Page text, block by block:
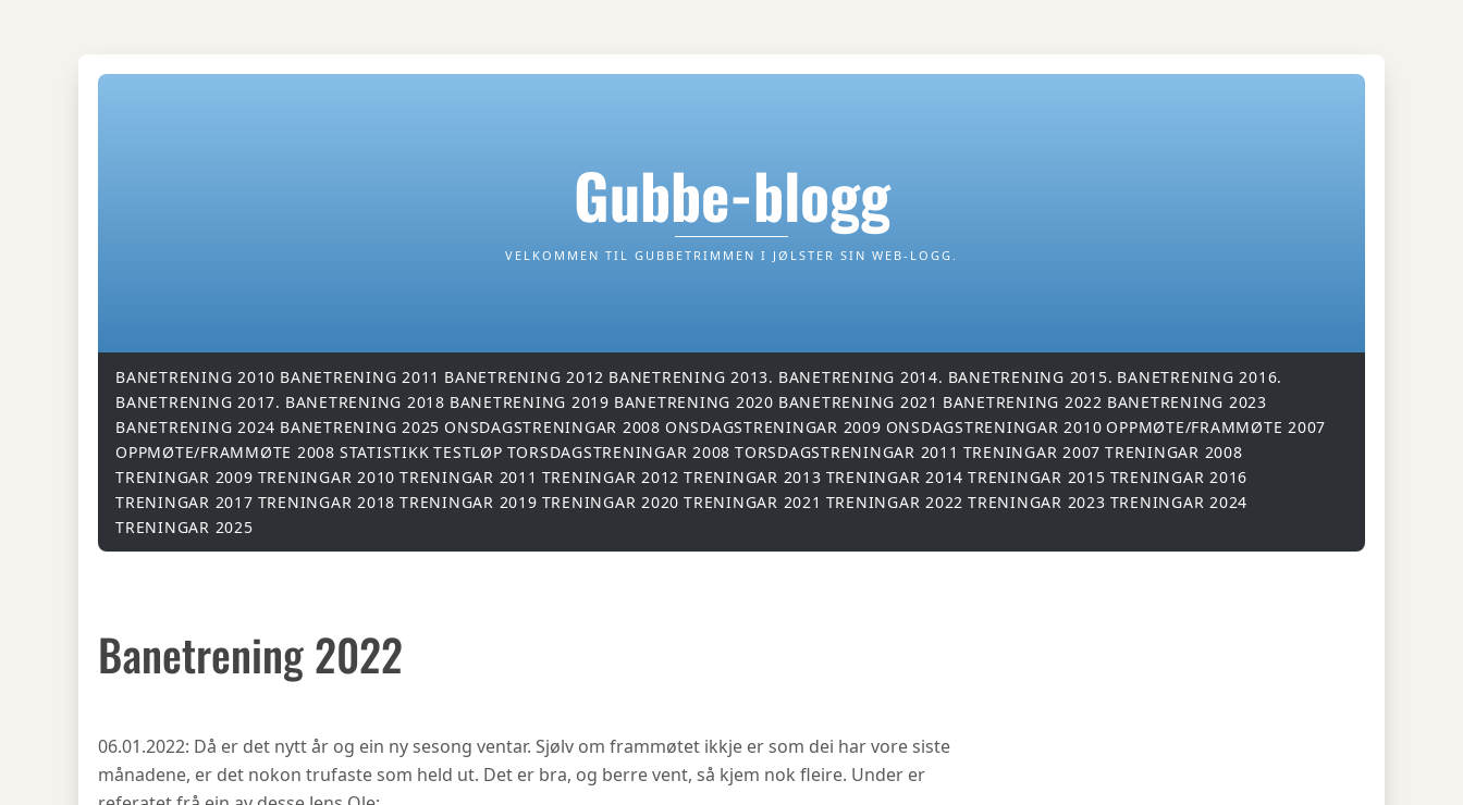
Gubbe-blogg
VELKOMMEN TIL GUBBETRIMMEN I JØLSTER SIN WEB-LOGG.
BANETRENING 2010 BANETRENING 2011 BANETRENING 2012 BANETRENING 2013. BANETRENING 2014. BANETRENING 2015. BANETRENING 2016.
BANETRENING 2017. BANETRENING 2018 BANETRENING 2019 BANETRENING 2020 BANETRENING 2021 BANETRENING 2022 BANETRENING 2023
BANETRENING 2024 BANETRENING 2025 ONSDAGSTRENINGAR 2008 ONSDAGSTRENINGAR 2009 ONSDAGSTRENINGAR 2010 OPPMØTE/FRAMMØTE 2007
OPPMØTE/FRAMMØTE 2008 STATISTIKK TESTLØP TORSDAGSTRENINGAR 2008 TORSDAGSTRENINGAR 2011 TRENINGAR 2007 TRENINGAR 2008
TRENINGAR 2009 TRENINGAR 2010 TRENINGAR 2011 TRENINGAR 2012 TRENINGAR 2013 TRENINGAR 2014 TRENINGAR 2015 TRENINGAR 2016
TRENINGAR 2017 TRENINGAR 2018 TRENINGAR 2019 TRENINGAR 2020 TRENINGAR 2021 TRENINGAR 2022 TRENINGAR 2023 TRENINGAR 2024
TRENINGAR 2025
Banetrening 2022
06.01.2022: Då er det nytt år og ein ny sesong ventar. Sjølv om frammøtet ikkje er som dei har vore siste
månadene, er det nokon trufaste som held ut. Det er bra, og berre vent, så kjem nok fleire. Under er